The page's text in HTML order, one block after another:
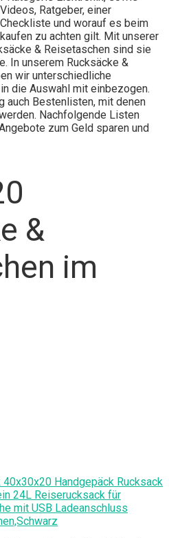
Ratgeber, einer
und worauf es beim
zu achten gilt. Mit unserer
& Reisetaschen sind sie
In unserem Rucksäcke &
wir unterschiedliche
die Auswahl mit einbezogen.
auch Bestenlisten, mit denen
Nachfolgende Listen
zum Geld sparen und
&
im
40x30x20 Handgepäck Rucksack
24L Reiserucksack für
mit USB Ladeanschluss